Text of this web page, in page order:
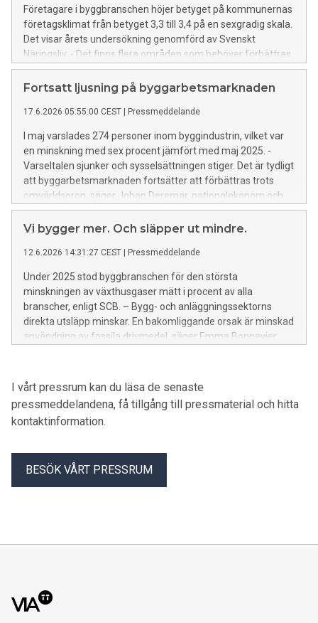
Företagare i byggbranschen höjer betyget på kommunernas
företagsklimat från betyget 3,3 till 3,4 på en sexgradig skala.
Det visar årets undersökning genomförd av Svenskt
Näringsliv. - Det finns flera områden som behöver förbättras
om resultatet ska bli något annat än knappt godkänt,
säger Tanja Rasmusson Hjorth, vice vd och chef näringsliv &
Fortsatt ljusning på byggarbetsmarknaden
17.6.2026 05:55:00 CEST Pressmeddelande
I maj varslades 274 personer inom byggindustrin, vilket var
en minskning med sex procent jämfört med maj 2025. -
Varseltalen sjunker och sysselsättningen stiger. Det är tydligt
att byggarbetsmarknaden fortsätter att förbättras trots
omvärldsoron, säger Johan Deremar, nationalekonom och
prognosansvarig, Byggföretagen
Vi bygger mer. Och släpper ut mindre.
12.6.2026 14:31:27 CEST Pressmeddelande
Under 2025 stod byggbranschen för den största
minskningen av växthusgaser mätt i procent av alla
branscher, enligt SCB. – Bygg- och anläggningssektorns
direkta utsläpp minskar. En bakomliggande orsak är minskad
användning av fossila drivmedel, säger Emma Bonnevier,
I vårt pressrum kan du läsa de senaste
pressmeddelandena, få tillgång till pressmaterial och hitta
kontaktinformation.
BESÖK VÅRT PRESSRUM